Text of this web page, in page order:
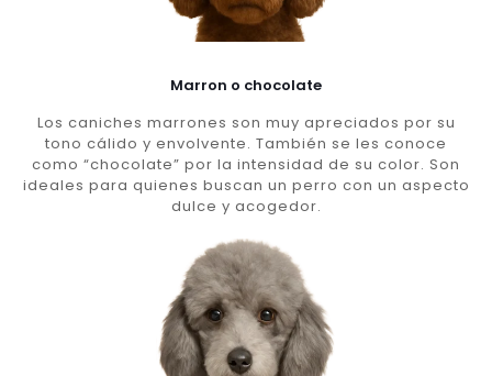
Marron o chocolate
Los caniches marrones son muy apreciados por su
tono cálido y envolvente. También se les conoce
como “chocolate” por la intensidad de su color. Son
ideales para quienes buscan un perro con un aspecto
dulce y acogedor.